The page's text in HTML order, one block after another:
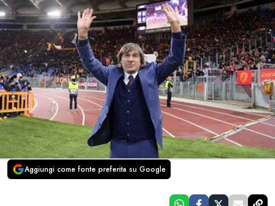
Aggiungi come fonte preferita su Google